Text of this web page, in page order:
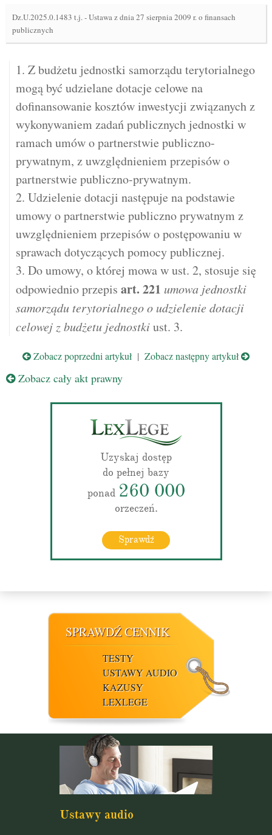
Dz.U.2025.0.1483 t.j.-Ustawa z dnia 27 sierpnia 2009 r. o finansach
publicznych
1. Z budżetu jednostki samorządu terytorialnego
mogą być udzielane dotacje celowe na
dofinansowanie kosztów inwestycji związanych z
wykonywaniem zadań publicznych jednostki w
ramach umów o partnerstwie publiczno-
prywatnym, z uwzględnieniem przepisów o
partnerstwie publiczno-prywatnym.
2. Udzielenie dotacji następuje na podstawie
umowy o partnerstwie publiczno prywatnym z
uwzględnieniem przepisów o postępowaniu w
sprawach dotyczących pomocy publicznej.
3. Do umowy, o której mowa w ust. 2, stosuje się
odpowiednio przepis art. 221 umowa jednostki
samorządu terytorialnego o udzielenie dotacji
celowej z budżetu jednostkiust. 3.
Zobacz poprzedni artykuł | Zobacz następny artykuł
Zobacz cały akt prawny
Uzyskaj dostęp
do pełnej bazy
ponad 260 000
orzeczeń.
Sprawdź
SPRAWDŹ CENNIK
TESTY
USTAWY AUDIO
KAZUSY
LEXLEGE
Ustawy audio